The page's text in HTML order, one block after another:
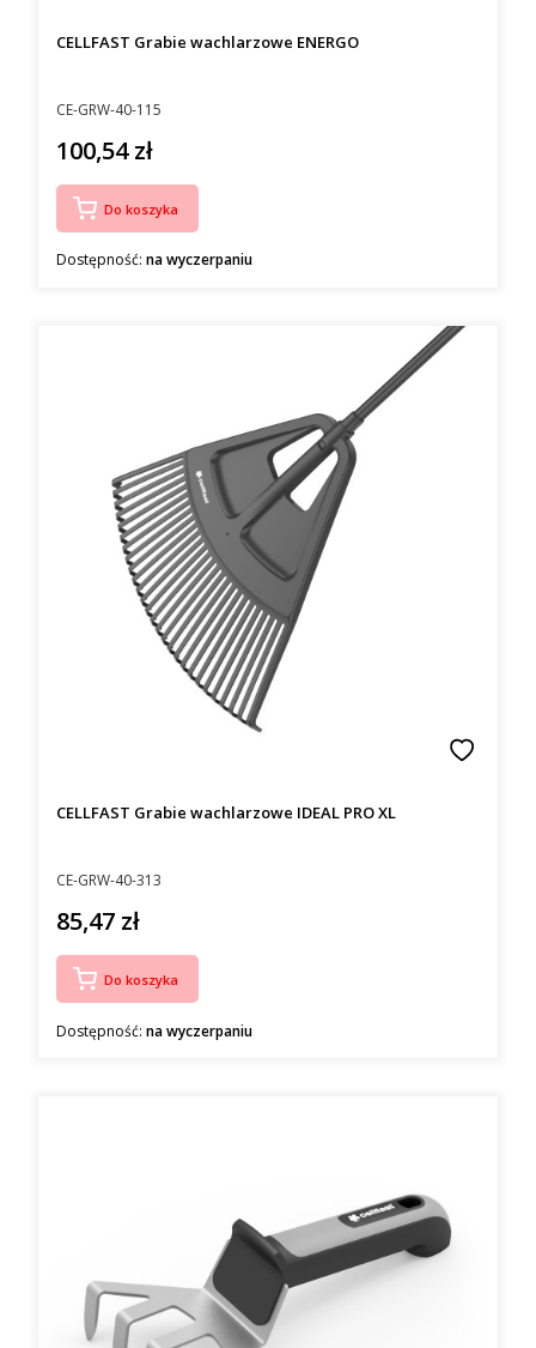
Kod producenta
CE-GRW-40-115
CELLFAST Grabie wachlarzowe ENERGO
Cena
100,54 zł
Do koszyka
Dostępność: na wyczerpaniu
Kod producenta
CE-GRW-40-313
CELLFAST Grabie wachlarzowe IDEAL PRO XL
Cena
85,47 zł
Do koszyka
Dostępność: na wyczerpaniu